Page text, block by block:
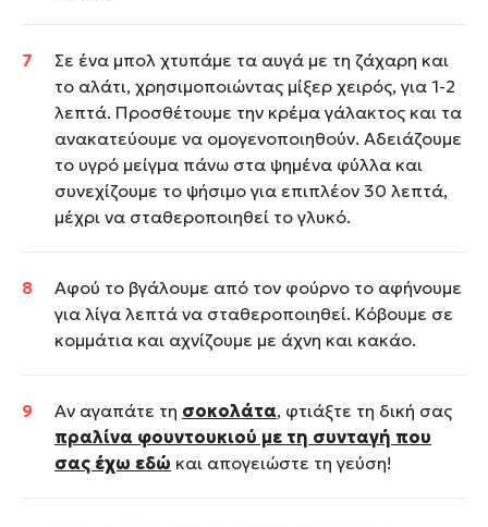
Σε ένα μπολ χτυπάμε τα αυγά με τη ζάχαρη και
το αλάτι, χρησιμοποιώντας μίξερ χειρός, για 1-2
λεπτά. Προσθέτουμε την κρέμα γάλακτος και τα
ανακατεύουμε να ομογενοποιηθούν. Αδειάζουμε
το υγρό μείγμα πάνω στα ψημένα φύλλα και
συνεχίζουμε το ψήσιμο για επιπλέον 30 λεπτά,
μέχρι να σταθεροποιηθεί το γλυκό.
Αφού το βγάλουμε από τον φούρνο το αφήνουμε
για λίγα λεπτά να σταθεροποιηθεί. Κόβουμε σε
κομμάτια και αχνίζουμε με άχνη και κακάο.
Αν αγαπάτε τη σοκολάτα, φτιάξτε τη δική σας
πραλίνα φουντουκιού με τη συνταγή που
σας έχω εδώ και απογειώστε τη γεύση!